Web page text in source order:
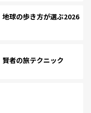
球の歩き方が選ぶ2026
者の旅テクニック